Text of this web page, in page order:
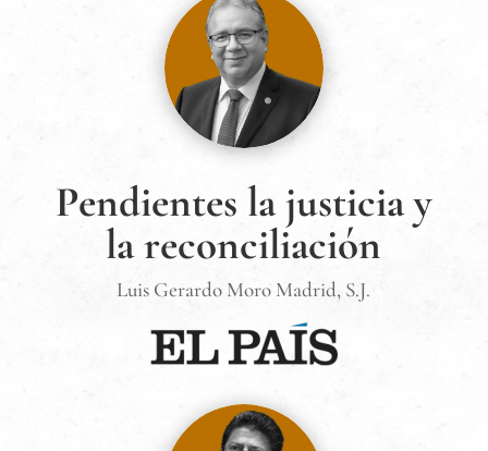
Pendientes la justicia y
la reconciliación
Luis Gerardo Moro Madrid, S.J.